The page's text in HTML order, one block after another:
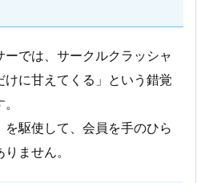
では、サークルクラッシャ
に甘えてくる」という錯覚
を駆使して、会員を手のひら
ません。